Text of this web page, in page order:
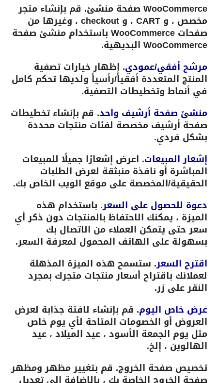
WooCommerce صفحة منشئ. قم بإنشاء متجر
مخصص ، و CART ، و checkout ، وغيرها من
صفحات WooCommerce باستخدام منشئ صفحة
WooCommerce البديهية.
مرشح أفقي/عمودي. إظهار خيارات تصفية
المنتج المتعددة أفقياً/رأسياً ولديها تحكم كامل
في أنماط وتخطيطات التصفية.
منشئ صفحة أرشيف واحد. قم بإنشاء تخطيطات
صفحة أرشيف مخصصة لفئات منتجات محددة
بشكل فردي.
إشعار المبيعات. اعرض إشعارًا جميلًا للمبيعات
المباشرة أو نافذة منبثقة لعرض الطلبات
الحقيقية/المخصصة على موقع الويب الخاص بك.
دعوة للحصول على السعر. باستخدام هذه
الميزة ، يمكنك الاحتفاظ بالمنتجات دون ذكر أي
سعر حتى يتمكن العملاء من الاتصال بك
بسهولة على الهاتف المحمول لمعرفة السعر.
اقترح السعر. ستسمح هذه الميزة المذهلة
لعملائك باقتراح أسعار منتجات متجرك بمجرد
النقر على زر.
عرض خاص اليوم. قم بإنشاء لافتة جذابة لعرض
العروض أو الخصومات المتاحة لأي يوم خاص
مثل يوم الجمعة الأسود ، عيد الميلاد ، عيد
الهالوين ، إلخ.
تخصيص صفحة الخروج. قم بتغيير مظهر ومظهر